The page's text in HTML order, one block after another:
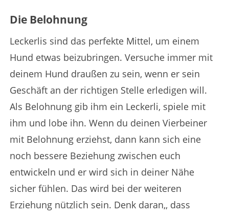
Die Belohnung
Leckerlis sind das perfekte Mittel, um einem
Hund etwas beizubringen. Versuche immer mit
deinem Hund draußen zu sein, wenn er sein
Geschäft an der richtigen Stelle erledigen will.
Als Belohnung gib ihm ein Leckerli, spiele mit
ihm und lobe ihn. Wenn du deinen Vierbeiner
mit Belohnung erziehst, dann kann sich eine
noch bessere Beziehung zwischen euch
entwickeln und er wird sich in deiner Nähe
sicher fühlen. Das wird bei der weiteren
Erziehung nützlich sein. Denk daran,, dass